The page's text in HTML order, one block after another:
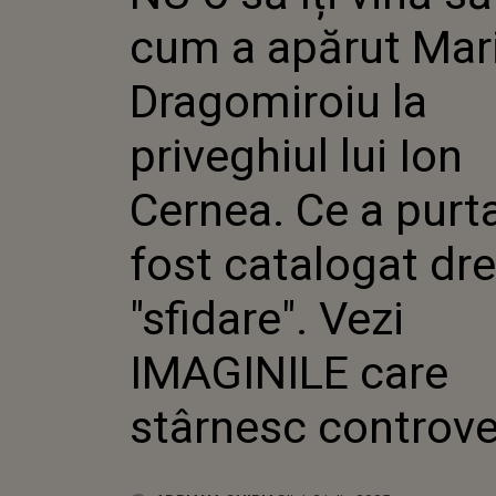
LA
ION
PURTAT
cum a apărut
Dragomiroiu la
priveghiul lui Ion
Cernea. Ce a
fost catalogat
"sfidare". Vezi
IMAGINILE care
stârnesc